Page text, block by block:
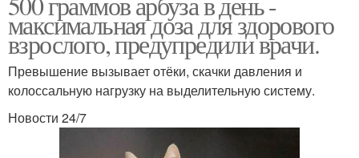
максимальная доза для здорового
взрослого, предупредили врачи.
Превышение вызывает отёки, скачки давления и
колоссальную нагрузку на выделительную систему.
Новости 24/7